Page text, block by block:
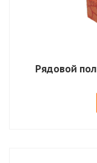
Рядовой